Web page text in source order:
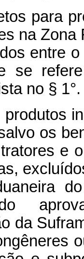
para
na Zona
entre
se
no § 1°.
produtos
os
e
da